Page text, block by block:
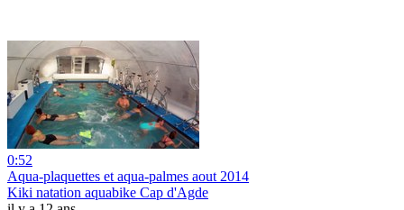
0:52
Aqua-plaquettes et aqua-palmes aout 2014
Kiki natation aquabike Cap d'Agde